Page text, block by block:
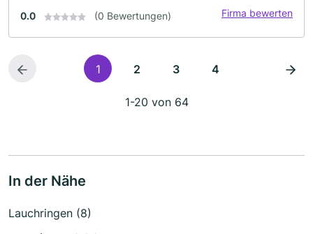
0.0 (0 Bewertungen) Firma bewerten
1 2 3 4
1-20 von 64
In der Nähe
Lauchringen (8)